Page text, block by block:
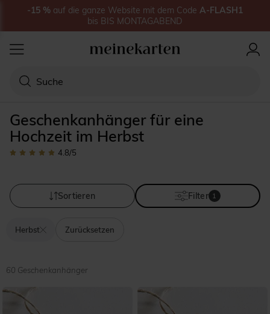
Geschenkanhänger für eine
Hochzeit im Herbst
4.8/5
Sortieren Filter 1
Herbst Zurücksetzen
60 Geschenkanhänger
-15 % auf die ganze Website mit dem Code A-FLASH1
bis BIS MONTAGABEND